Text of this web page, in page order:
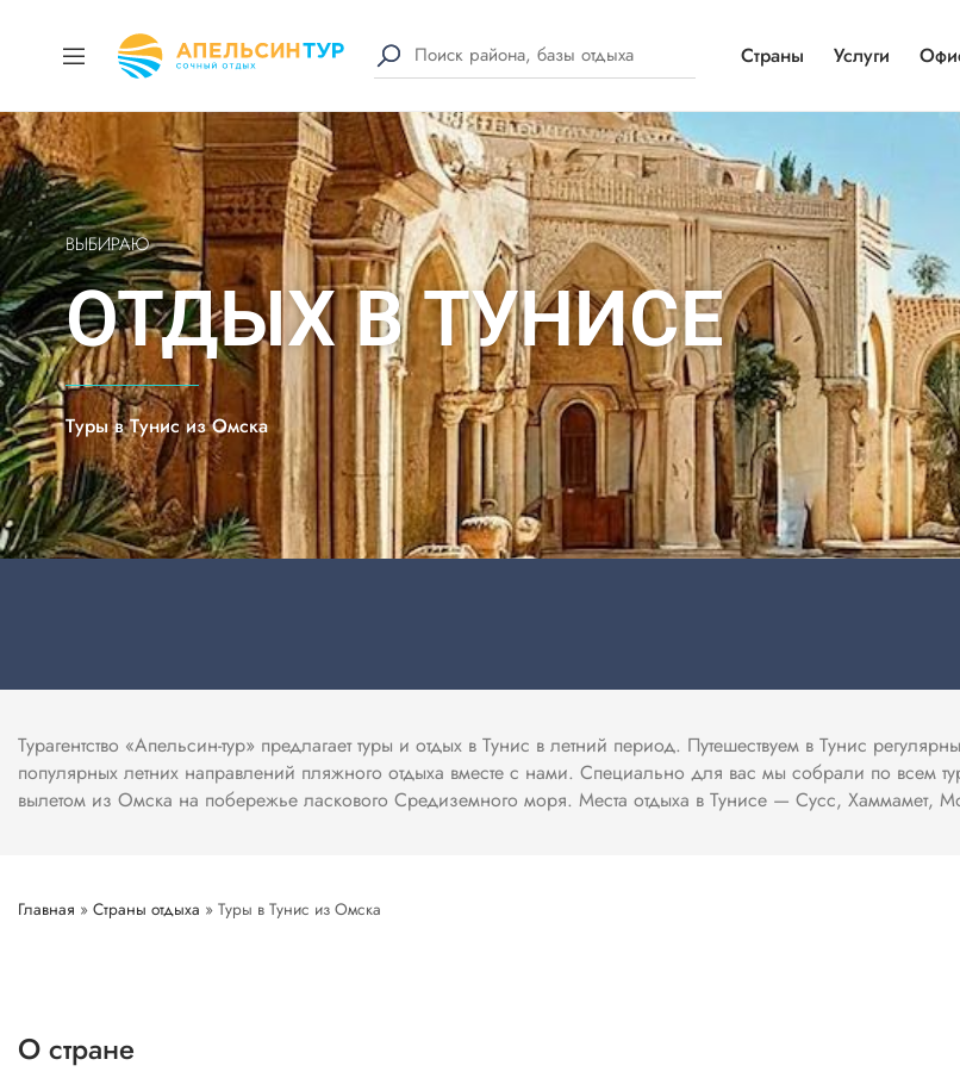
Страны Услуги
ВЫБИРАЮ
ОТДЫХ В ТУНИСЕ
Туры в Тунис из Омска
Турагентство «Апельсин-тур» предлагает туры и отдых в Тунис в летний период. Путешествуем в Тунис
популярных летних направлений пляжного отдыха вместе с нами. Специально для вас мы собрали по всем
вылетом из Омска на побережье ласкового Средиземного моря. Места отдыха в Тунисе — Сусс, Хаммамет,
Главная » Страны отдыха » Туры в Тунис из Омска
О стране